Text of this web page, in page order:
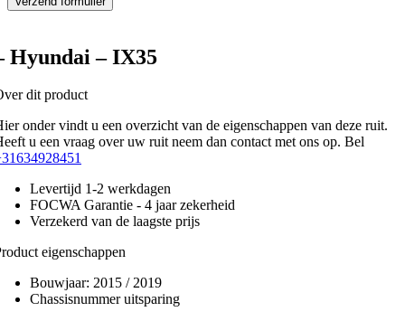
Hyundai – IX35
dit product
onder vindt u een overzicht van de eigenschappen van deze ruit.
u een vraag over uw ruit neem dan contact met ons op. Bel
Levertijd 1-2 werkdagen
FOCWA Garantie - 4 jaar zekerheid
Verzekerd van de laagste prijs
eigenschappen
Bouwjaar: 2015 / 2019
Chassisnummer uitsparing